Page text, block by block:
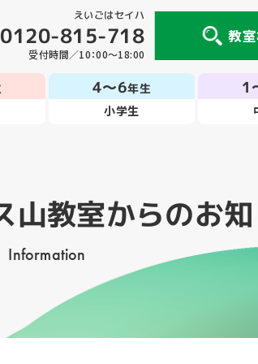
えいごはセイハ
0120-815-718
受付時間／10：00～18:00
教
4～6年生
小学生
1
山教室からのお
Information